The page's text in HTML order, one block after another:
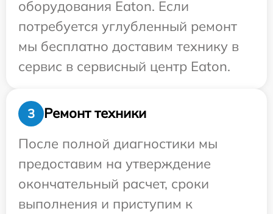
оборудования Eaton. Если
потребуется углубленный ремонт
мы бесплатно доставим технику в
сервис в сервисный центр Eaton.
3
Ремонт техники
После полной диагностики мы
предоставим на утверждение
окончательный расчет, сроки
выполнения и приступим к